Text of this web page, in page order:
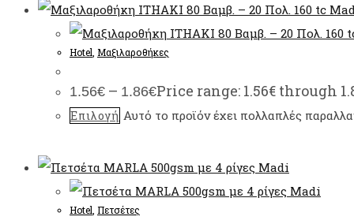
Hotel Μαξιλαροθήκες
1.56€ – 1.86€Price range: 1.56€ through
Επιλογή Αυτό το προϊόν έχει πολλαπλές
Hotel Πετσέτες